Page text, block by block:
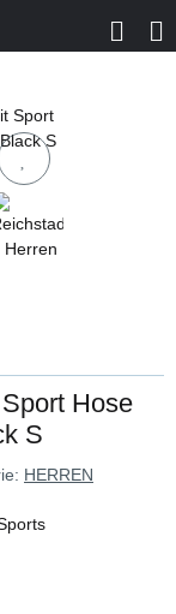
Hose
S
HERREN